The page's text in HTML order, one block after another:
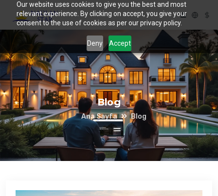
Our website uses cookies to give you the best and most
relevant experience. By clicking on accept, you give your
consent to the use of cookies as per our privacy policy.
Deny Accept
Blog
Ana Sayfa Blog